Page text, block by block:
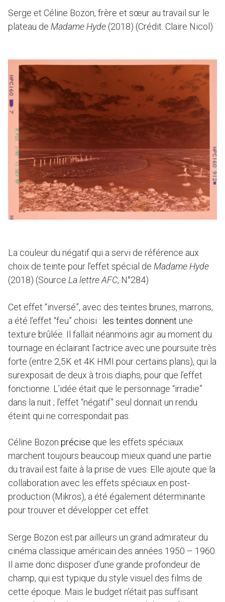
Serge et Céline Bozon, frère et sœur au travail sur le
plateau de Madame Hyde (2018) (Crédit. Claire Nicol)
La couleur du négatif qui a servi de référence aux
choix de teinte pour l’effet spécial de Madame Hyde
(2018) (Source La lettre AFC, N°284)
Cet effet “inversé”, avec des teintes brunes, marrons,
a été l’effet “feu” choisi : les teintes donnent une
texture brûlée. Il fallait néanmoins agir au moment du
tournage en éclairant l’actrice avec une poursuite très
forte (entre 2,5K et 4K HMI pour certains plans), qui la
surexposait de deux à trois diaphs, pour que l’effet
fonctionne. L’idée était que le personnage “irradie”
dans la nuit ; l’effet “négatif” seul donnait un rendu
éteint qui ne correspondait pas.
Céline Bozon précise que les effets spéciaux
marchent toujours beaucoup mieux quand une partie
du travail est faite à la prise de vues. Elle ajoute que la
collaboration avec les effets spéciaux en post-
production (Mikros), a été également déterminante
pour trouver et développer cet effet.
Serge Bozon est par ailleurs un grand admirateur du
cinéma classique américain des années 1950 – 1960.
Il aime donc disposer d’une grande profondeur de
champ, qui est typique du style visuel des films de
cette époque. Mais le budget n’était pas suffisant